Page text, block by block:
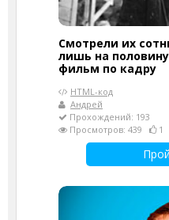
Смотрели их
лишь на
фильм по кадру
HTML-код
Андрей
Прохождений: 193
Просмотров: 439
1